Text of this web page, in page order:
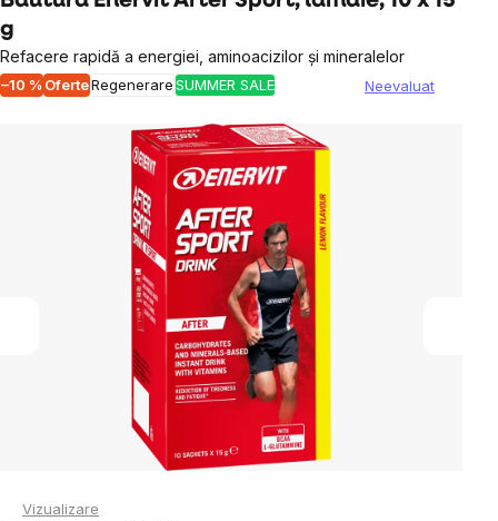
g
Refacere rapidă a energiei, aminoacizilor și mineralelor
–10 % OferteRegenerareSUMMER SALE
Evaluarea
a
produsului
este
din
5
stele.
Neevaluat
Vizualizare